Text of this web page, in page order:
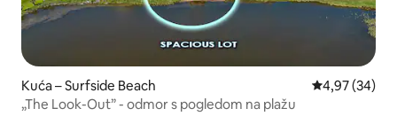
Kuća – Surfside Beach Prosječna
4,97 (34)
„The Look-Out” - odmor s pogledom na plažu